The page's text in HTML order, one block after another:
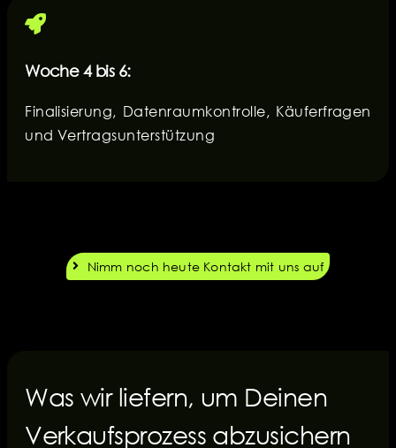
Woche 4 bis 6:
Finalisierung, Datenraumkontrolle, Käuferfragen
und Vertragsunterstützung
Nimm noch heute Kontakt mit uns auf
Was wir liefern, um Deinen
Verkaufsprozess abzusichern